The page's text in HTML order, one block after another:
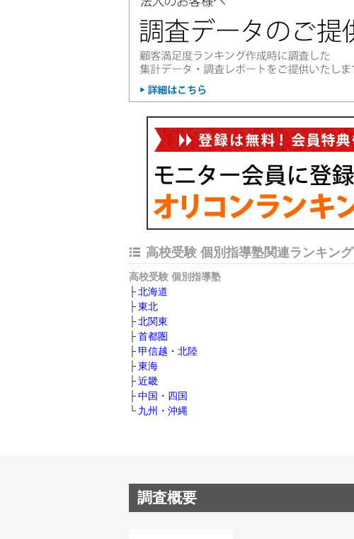
高校受験 個別指導塾関連ランキング
高校受験 個別指導塾
北海道
東北
北関東
首都圏
甲信越・北陸
東海
近畿
中国・四国
九州・沖縄
調査概要